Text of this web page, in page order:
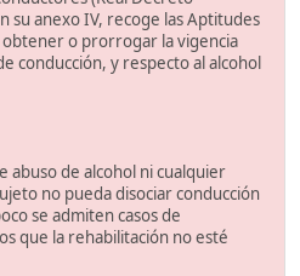
su anexo IV, recoge las Aptitudes
o prorrogar la vigencia
conducción, y respecto al alcohol
abuso de alcohol ni cualquier
no pueda disociar conducción
se admiten casos de
que la rehabilitación no esté